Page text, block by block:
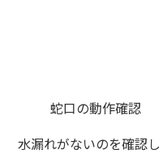
蛇口の動作確認
水漏れがないのを確認